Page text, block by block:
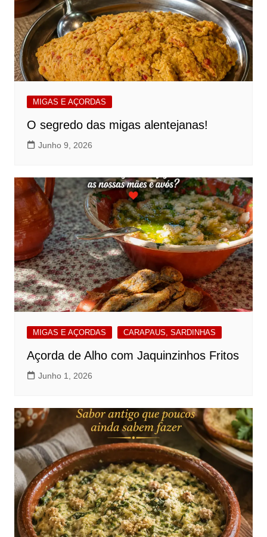
MIGAS E AÇORDAS
O segredo das migas alentejanas!
Junho 9, 2026
MIGAS E AÇORDAS CARAPAUS, SARDINHAS
Açorda de Alho com Jaquinzinhos Fritos
Junho 1, 2026